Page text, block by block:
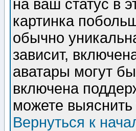
на ваш статус в
картинка
обычно
зависит,
аватары могут
включена
можете
Вернуться к